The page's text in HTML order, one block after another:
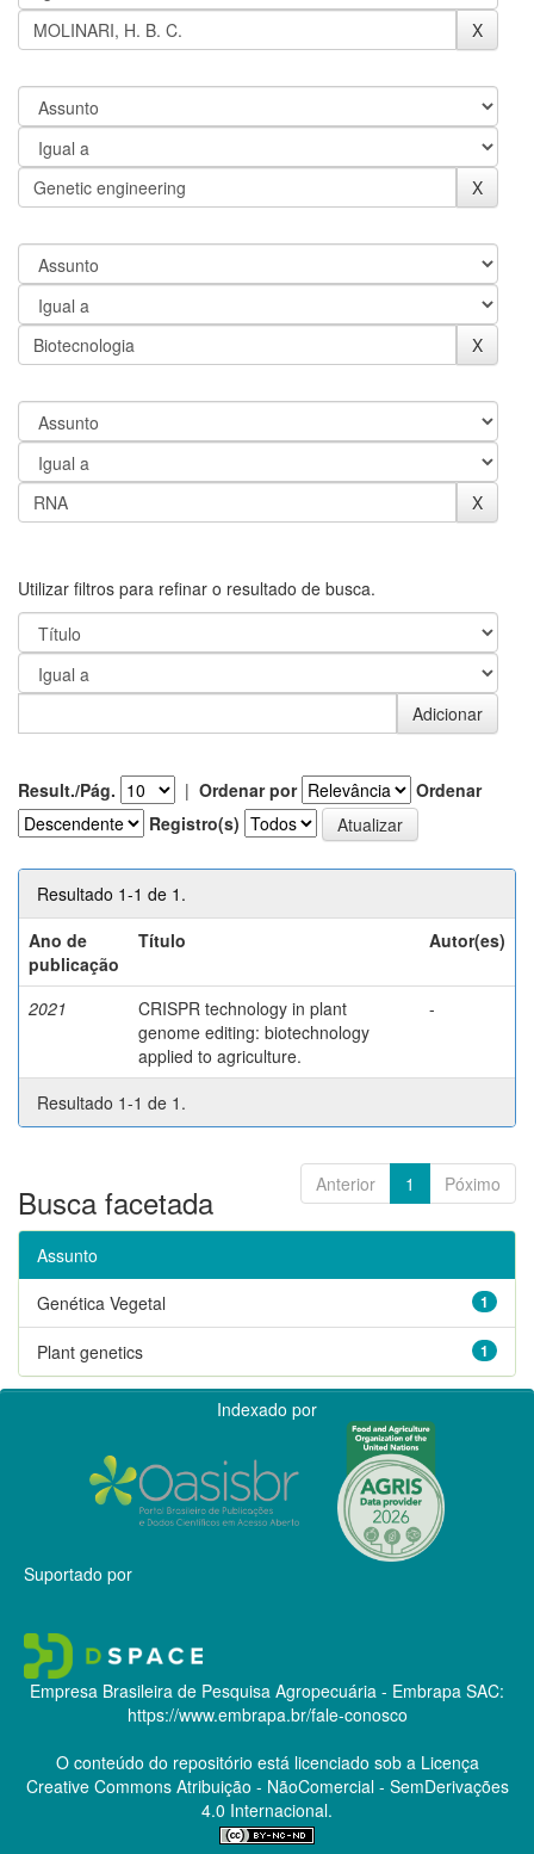
Utilizar filtros para refinar o resultado de busca.
Result./Pág. | Ordenar por
Ordenar
Registro(s)
Resultado 1-1 de 1.
Ano de
publicação
Título Autor(es)
2021
CRISPR technology in plant
genome editing: biotechnology
applied to agriculture.
-
Resultado 1-1 de 1.
Anterior 1 Póximo
Busca facetada
Assunto
1
Genética Vegetal
1
Plant genetics
Indexado por
Suportado por
Empresa Brasileira de Pesquisa Agropecuária - Embrapa SAC:
https://www.embrapa.br/fale-conosco
O conteúdo do repositório está licenciado sob a Licença
Creative CommonsAtribuição - NãoComercial - SemDerivações
4.0 Internacional.